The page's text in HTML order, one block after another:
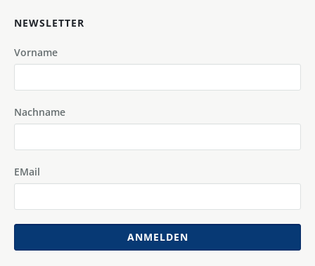
NEWSLETTER
Vorname
Nachname
EMail
ANMELDEN